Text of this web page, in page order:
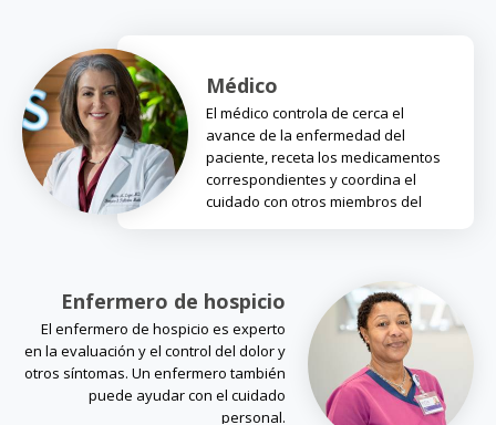
Médico
El médico controla de cerca el
avance de la enfermedad del
paciente, receta los medicamentos
correspondientes y coordina el
cuidado con otros miembros del
Enfermero de hospicio
El enfermero de hospicio es experto
en la evaluación y el control del dolor y
otros síntomas. Un enfermero también
puede ayudar con el cuidado
personal.